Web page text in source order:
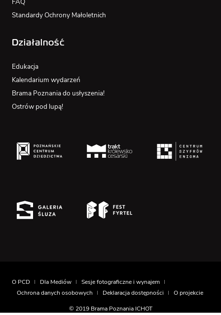
FAQ
Standardy Ochrony Małoletnich
Działalność
Edukacja
Kalendarium wydarzeń
Brama Poznania do usłyszenia!
Ostrów pod lupą!
© 2019 Brama Poznania ICHOT
O PCD Dla Mediów
Sesje fotograficzne i wynajem
Ochrona danych osobowych
Deklaracja dostępności O projekcie